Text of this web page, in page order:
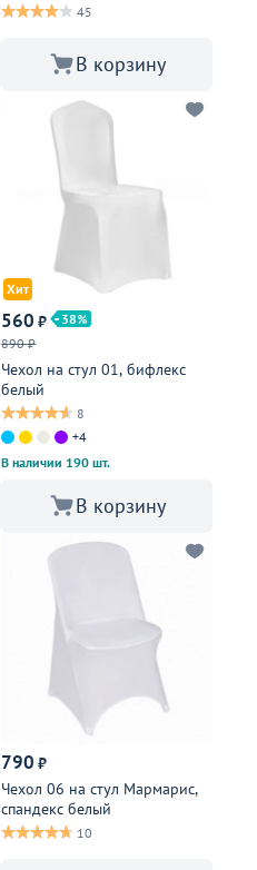
45
В корзину
Хит
560 ₽
38
890 ₽
Чехол на стул 01, бифлекс
белый
8
+4
В наличии 190 шт.
В корзину
790 ₽
Чехол 06 на стул Мармарис,
спандекс белый
10